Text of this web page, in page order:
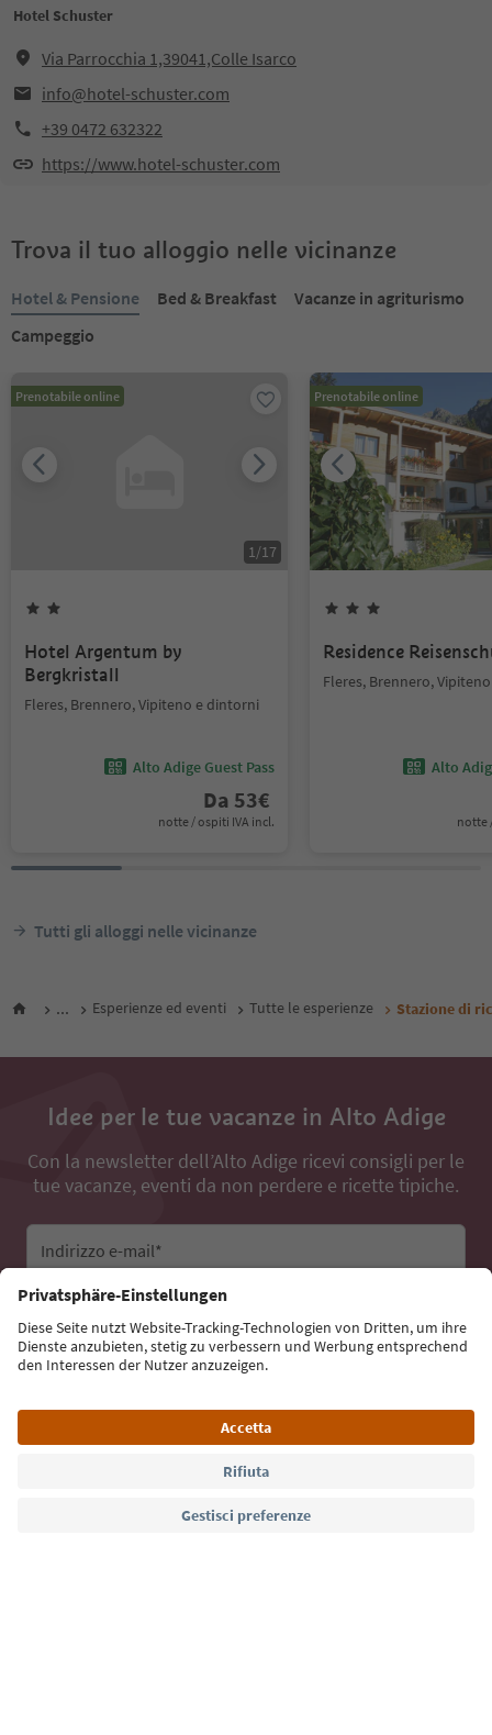
Hotel Schuster
Via Parrocchia 1,39041,Colle Isarco
info@hotel-schuster.com
+39 0472 632322
https://www.hotel-schuster.com
Trova il tuo alloggio nelle vicinanze
Hotel & Pensione Bed & Breakfast
Vacanze in agriturismo
Campeggio
Prenotabile online
1/17
Hotel Argentum by
Bergkristall
Fleres, Brennero, Vipiteno e dintorni
Alto Adige Guest Pass
Da 53€
notte / ospiti IVA incl.
Prenotabile online
Residence
Fleres, Brennero,
Alto
notte
Tutti gli alloggi nelle vicinanze
... Esperienze ed eventi Tutte le esperienze Stazione di
Idee per le tue vacanze in Alto Adige
Con la newsletter dell’Alto Adige ricevi consigli per le
tue vacanze, eventi da non perdere e ricette tipiche.
Indirizzo e-mail*
Iscriviti alla newsletter